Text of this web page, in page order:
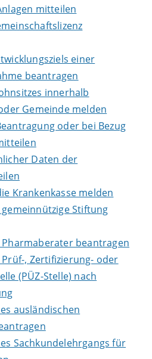
mitteilen
einer
beantragen
innerhalb
Gemeinde melden
oder bei Bezug
Daten der
Krankenkasse melden
Stiftung
beantragen
, Zertifizierung- oder
(PÜZ-Stelle) nach
ausländischen
Sachkundelehrgangs für